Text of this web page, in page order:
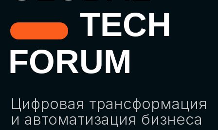
Цифровая трансформация
и автоматизация бизнеса
ЗАРЕГИСТРИРОВАТЬСЯ